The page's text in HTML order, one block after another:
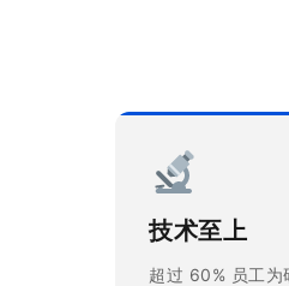
技术至上
超过 60% 员工为